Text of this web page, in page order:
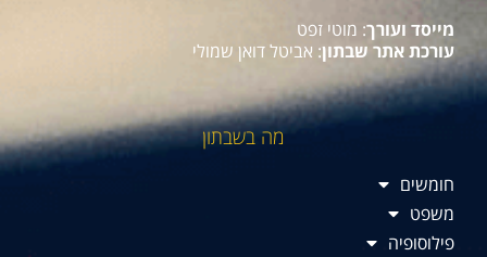
מייסד ועורך: מוטי זפט
עורכת אתר שבתון: אביטל דואן שמולי
מה בשבתון
חומשים
משפט
פילוסופיה